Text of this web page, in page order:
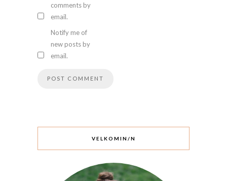
comments by
email.
Notify me of
new posts by
email.
VELKOMIN/N